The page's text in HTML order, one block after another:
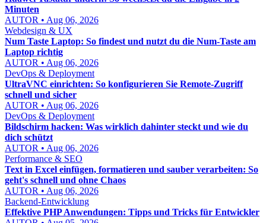
Minuten
AUTOR • Aug 06, 2026
Webdesign & UX
Num Taste Laptop: So findest und nutzt du die Num-Taste am
Laptop richtig
AUTOR • Aug 06, 2026
DevOps & Deployment
UltraVNC einrichten: So konfigurieren Sie Remote-Zugriff
schnell und sicher
AUTOR • Aug 06, 2026
DevOps & Deployment
Bildschirm hacken: Was wirklich dahinter steckt und wie du
dich schützt
AUTOR • Aug 06, 2026
Performance & SEO
Text in Excel einfügen, formatieren und sauber verarbeiten: So
geht's schnell und ohne Chaos
AUTOR • Aug 06, 2026
Backend-Entwicklung
Effektive PHP Anwendungen: Tipps und Tricks für Entwickler